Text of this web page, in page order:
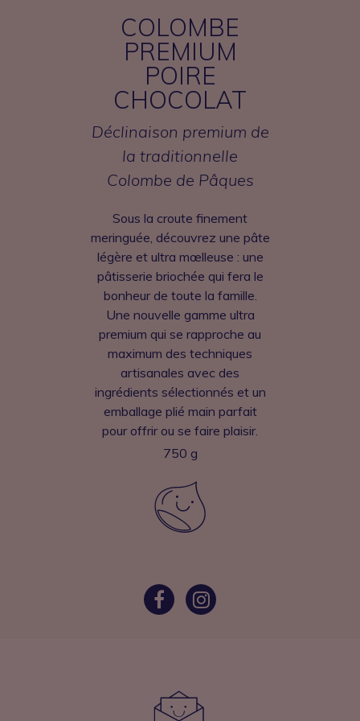
COLOMBE
PREMIUM
POIRE
CHOCOLAT
Déclinaison premium de
la traditionnelle
Colombe de Pâques
Sous la croute finement
meringuée, découvrez une pâte
légère et ultra mœlleuse : une
pâtisserie briochée qui fera le
bonheur de toute la famille.
Une nouvelle gamme ultra
premium qui se rapproche au
maximum des techniques
artisanales avec des
ingrédients sélectionnés et un
emballage plié main parfait
pour offrir ou se faire plaisir.
750 g